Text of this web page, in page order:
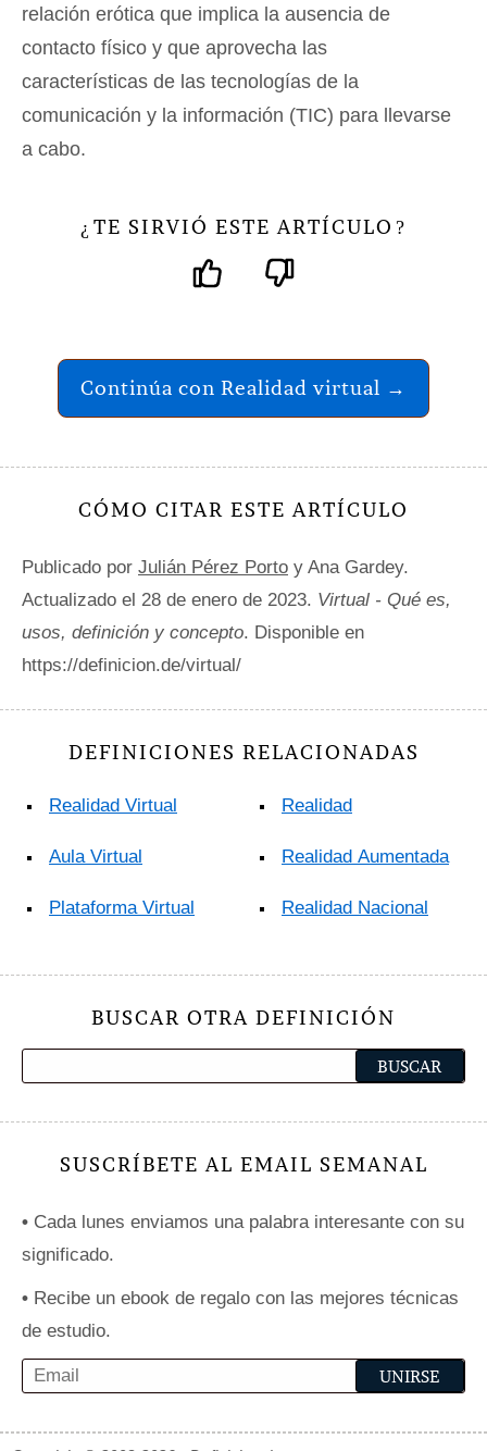
relación erótica que implica la ausencia de
contacto físico y que aprovecha las
características de las tecnologías de la
comunicación y la información (TIC) para llevarse
a cabo.
¿ TE SIRVIÓ ESTE ARTÍCULO ?
Continúa con Realidad virtual →
CÓMO CITAR ESTE ARTÍCULO
Publicado por Julián Pérez Porto y Ana Gardey.
Actualizado el 28 de enero de 2023. Virtual - Qué es,
usos, definición y concepto. Disponible en
https://definicion.de/virtual/
DEFINICIONES RELACIONADAS
Realidad Virtual
Aula Virtual
Plataforma Virtual
Realidad
Realidad Aumentada
Realidad Nacional
BUSCAR OTRA DEFINICIÓN
SUSCRÍBETE AL EMAIL SEMANAL
• Cada lunes enviamos una palabra interesante con su
significado.
• Recibe un ebook de regalo con las mejores técnicas
de estudio.